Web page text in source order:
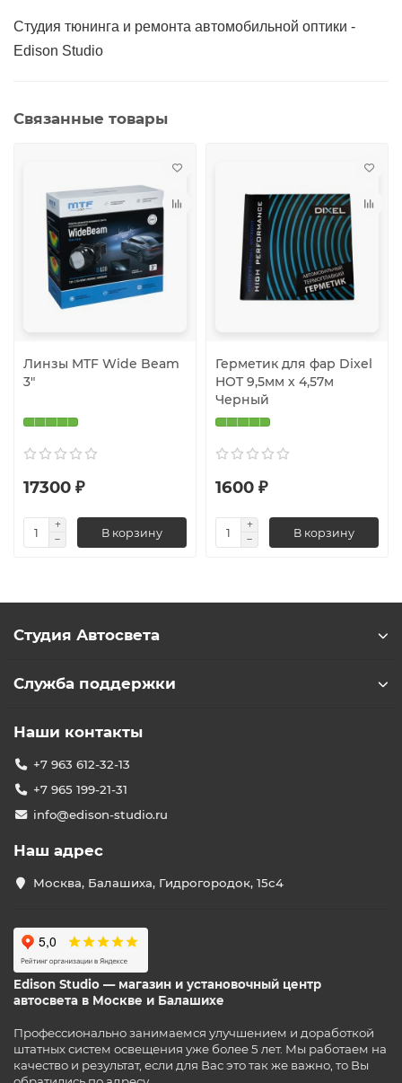
Студия тюнинга и ремонта автомобильной оптики -
Edison Studio
Связанные товары
Линзы MTF Wide Beam
3"
17300 ₽
В корзину
Герметик для фар Dixel
HOT 9,5мм х 4,57м
Черный
1600 ₽
В корзину
Студия Автосвета
Служба поддержки
Наши контакты
+7 963 612-32-13
+7 965 199-21-31
info@edison-studio.ru
Наш адрес
Москва, Балашиха, Гидрогородок, 15с4
Edison Studio — магазин и установочный центр
автосвета в Москве и Балашихе
Профессионально занимаемся улучшением и доработкой
штатных систем освещения уже более 5 лет. Мы работаем на
качество и результат, если для Вас это так же важно, то Вы